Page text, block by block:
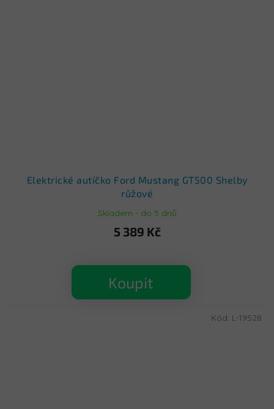
Elektrické autíčko Ford Mustang GT500 Shelby
růžové
Skladem - do 5 dnů
5 389 Kč
Koupit
Kód: L-19528